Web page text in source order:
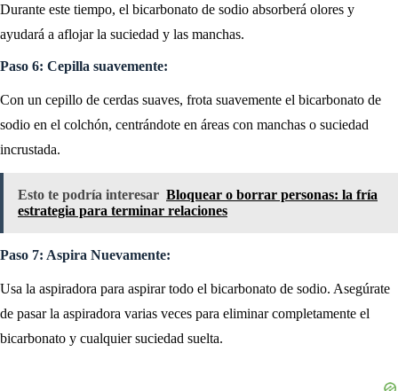
Durante este tiempo, el bicarbonato de sodio absorberá olores y
ayudará a aflojar la suciedad y las manchas.
Paso 6: Cepilla suavemente:
Con un cepillo de cerdas suaves, frota suavemente el bicarbonato de
sodio en el colchón, centrándote en áreas con manchas o suciedad
incrustada.
Esto te podría interesar Bloquear o borrar personas: la fría
estrategia para terminar relaciones
Paso 7: Aspira Nuevamente:
Usa la aspiradora para aspirar todo el bicarbonato de sodio. Asegúrate
de pasar la aspiradora varias veces para eliminar completamente el
bicarbonato y cualquier suciedad suelta.